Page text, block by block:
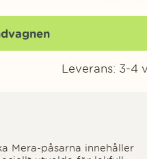
Leverans: 3-4
Mera­-påsarna innehåller